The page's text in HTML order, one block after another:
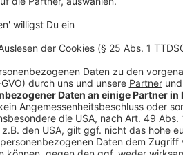
16:30 Uhr Velen/Ramsdorf, Raum
Uhr Borken, Holkensturm